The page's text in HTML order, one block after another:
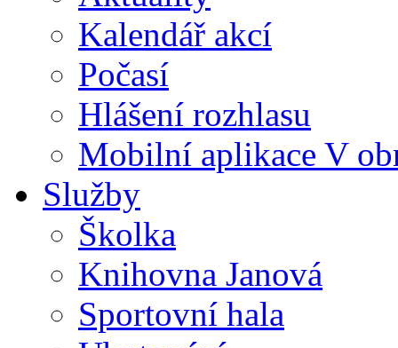
Kalendář akcí
Počasí
Hlášení rozhlasu
Mobilní aplikace V
Služby
Školka
Knihovna Janová
Sportovní hala